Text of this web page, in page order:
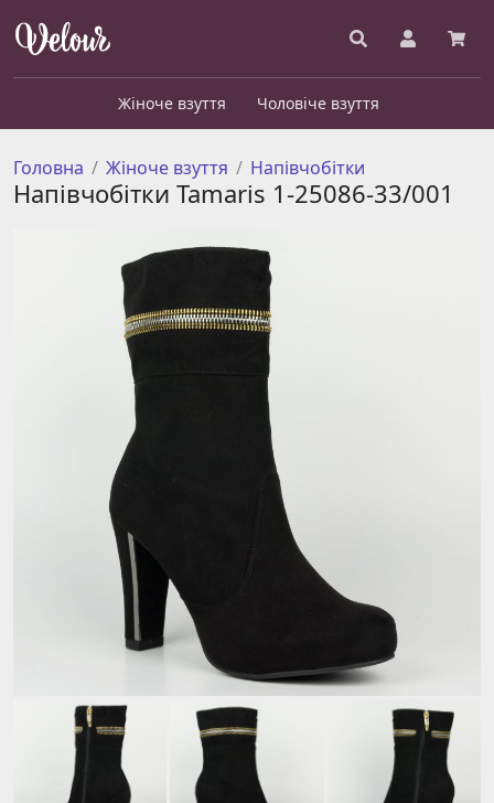
Жіноче взуття Чоловіче взуття
Головна Жіноче взуття Напівчобітки
Напівчобітки Tamaris 1-25086-33/001